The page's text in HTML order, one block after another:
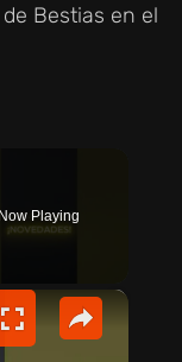
Bestias en el
Now Playing
×